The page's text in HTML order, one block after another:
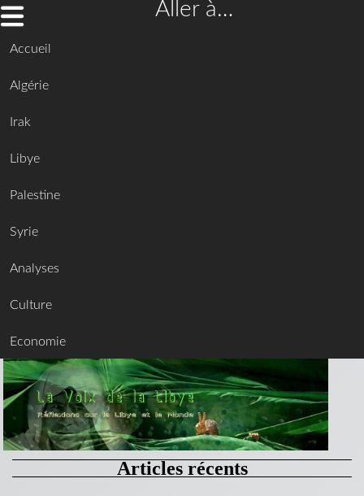
Aller à…
Accueil
Algérie
Irak
Libye
Palestine
Syrie
Analyses
Culture
Economie
Articles récents